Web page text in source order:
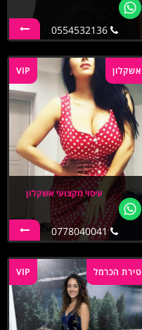
0554532136
VIP אשקלון
עיסוי מקצועי אשקלון
0778040041
VIP טירת הכרמל